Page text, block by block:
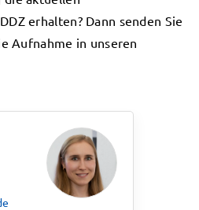
erhalten? Dann senden Sie
Aufnahme in unseren